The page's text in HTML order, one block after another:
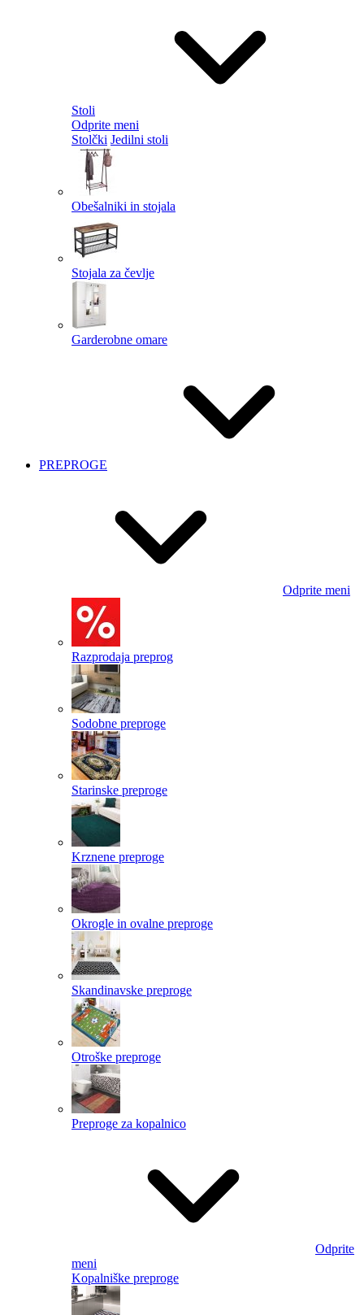
Stoli
Odprite meni
Stolčki Jedilni stoli
Obešalniki in stojala
Stojala za čevlje
Garderobne omare
PREPROGE
Odprite meni
Razprodaja preprog
Sodobne preproge
Starinske preproge
Krznene preproge
Okrogle in ovalne preproge
Skandinavske preproge
Otroške preproge
Preproge za kopalnico
Odprite
meni
Kopalniške preproge